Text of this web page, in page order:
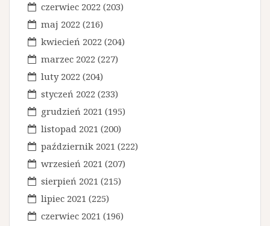
czerwiec 2022 (203)
maj 2022 (216)
kwiecień 2022 (204)
marzec 2022 (227)
luty 2022 (204)
styczeń 2022 (233)
grudzień 2021 (195)
listopad 2021 (200)
październik 2021 (222)
wrzesień 2021 (207)
sierpień 2021 (215)
lipiec 2021 (225)
czerwiec 2021 (196)